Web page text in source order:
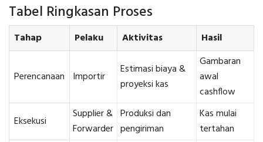
Tabel Ringkasan Proses
Tahap Pelaku Aktivitas Hasil
Perencanaan Importir
Estimasi biaya &
proyeksi kas
Gambaran
awal
cashflow
Eksekusi
Supplier &
Forwarder
Produksi dan
pengiriman
Kas mulai
tertahan